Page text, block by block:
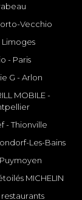
Vecchio
Limoges
- Paris
G - Arlon
MOBILE -
- Thionville
Les-Bains
MICHELIN
restaurants